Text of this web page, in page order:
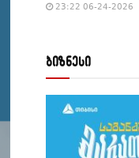
23:22 06-24-2026
ბიზნესი